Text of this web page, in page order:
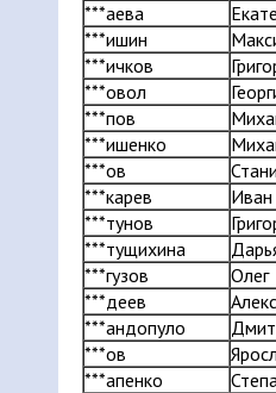
***аева
***ишин
***ичков
***овол
***пов
***ишенко
***ов
***карев
Иван
***тунов
***тущихина
***гузов
Олег
***деев
***андопуло
***ов
***апенко